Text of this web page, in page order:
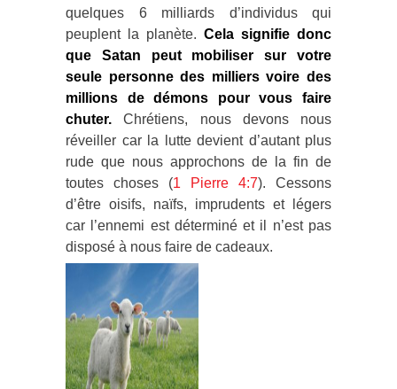
quelques 6 milliards d’individus qui
peuplent la planète. Cela signifie donc
que Satan peut mobiliser sur votre
seule personne des milliers voire des
millions de démons pour vous faire
chuter. Chrétiens, nous devons nous
réveiller car la lutte devient d’autant plus
rude que nous approchons de la fin de
toutes choses (1 Pierre 4:7). Cessons
d’être oisifs, naïfs, imprudents et légers
car l’ennemi est déterminé et il n’est pas
disposé à nous faire de cadeaux.